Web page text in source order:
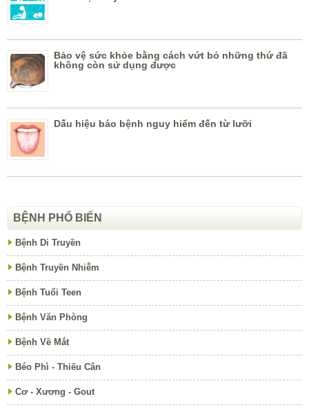
Bảo vệ sức khỏe bằng cách vứt bỏ những thứ đã
không còn sử dụng được
Dấu hiệu báo bệnh nguy hiểm đến từ lưỡi
BỆNH PHỔ BIẾN
Bệnh Di Truyền
Bệnh Truyền Nhiễm
Bệnh Tuổi Teen
Bệnh Văn Phòng
Bệnh Về Mắt
Béo Phì - Thiếu Cân
Cơ - Xương - Gout